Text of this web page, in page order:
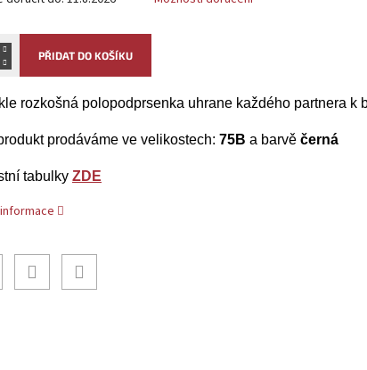
PŘIDAT DO KOŠÍKU
rozkošná polopodprsenka uhrane každého partnera k
prodáváme ve velikostech: 75B a barvě černá
tabulky ZDE